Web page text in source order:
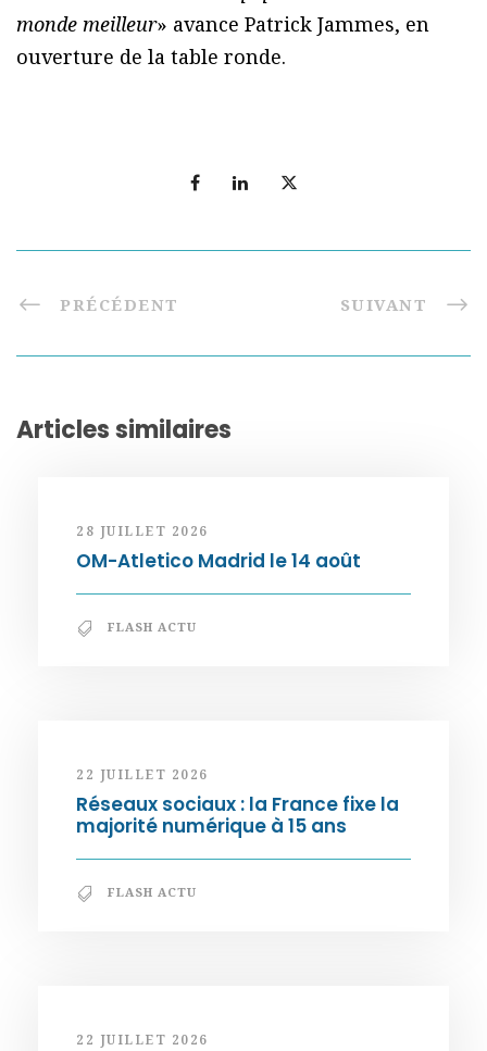
monde meilleur» avance Patrick Jammes, en
ouverture de la table ronde.
PRÉCÉDENT SUIVANT
Articles similaires
28 JUILLET 2026
OM-Atletico Madrid le 14 août
FLASH ACTU
22 JUILLET 2026
Réseaux sociaux : la France fixe la
majorité numérique à 15 ans
FLASH ACTU
22 JUILLET 2026